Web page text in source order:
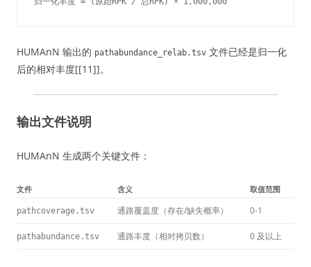
HUMAnN 输出的 pathabundance_relab.tsv 文件已经是归一化
后的相对丰度[[11]]。
输出文件说明
HUMAnN 生成两个关键文件：
文件 含义 取值范围
pathcoverage.tsv 通路覆盖度（存在/缺失概率） 0-1
pathabundance.tsv 通路丰度（相对拷贝数） 0 及以上